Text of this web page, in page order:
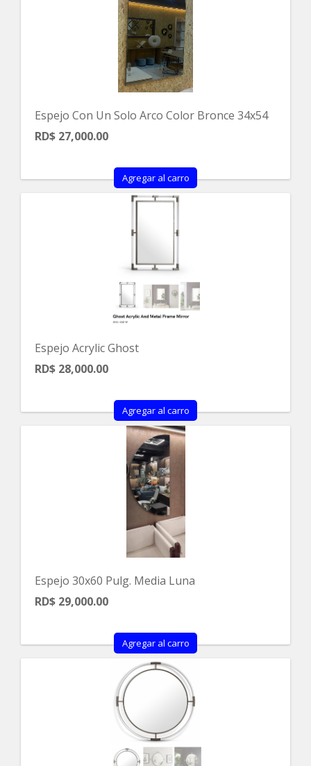
Espejo Con Un Solo Arco Color Bronce 34x54
RD$ 27,000.00
Agregar al carro
Espejo Acrylic Ghost
RD$ 28,000.00
Agregar al carro
Espejo 30x60 Pulg. Media Luna
RD$ 29,000.00
Agregar al carro